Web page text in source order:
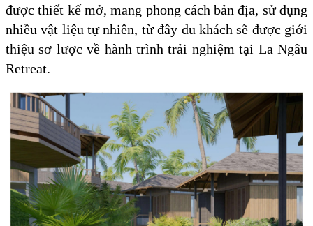
được thiết kế mở, mang phong cách bản địa, sử dụng
nhiều vật liệu tự nhiên, từ đây du khách sẽ được giới
thiệu sơ lược về hành trình trải nghiệm tại La Ngâu
Retreat.